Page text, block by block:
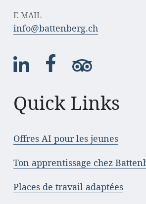
E-MAIL
info@battenberg.ch
Quick Links
Offres AI pour les jeunes
Ton apprentissage chez
Places de travail adaptées